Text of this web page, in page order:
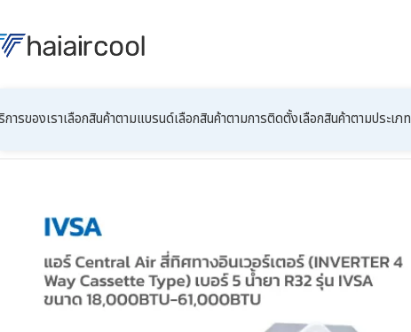
การของเราเลือกสินค้าตามแบรนด์เลือกสินค้าตามการติดตั้งเลือกสินค้าตามประเภท